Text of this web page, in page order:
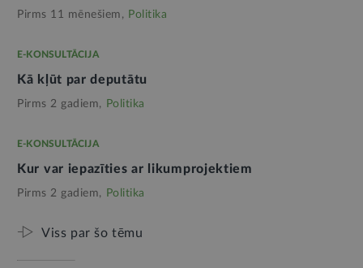
Pirms 11 mēnešiem, Politika
E-KONSULTĀCIJA
Kā kļūt par deputātu
Pirms 2 gadiem, Politika
E-KONSULTĀCIJA
Kur var iepazīties ar likumprojektiem
Pirms 2 gadiem, Politika
Viss par šo tēmu